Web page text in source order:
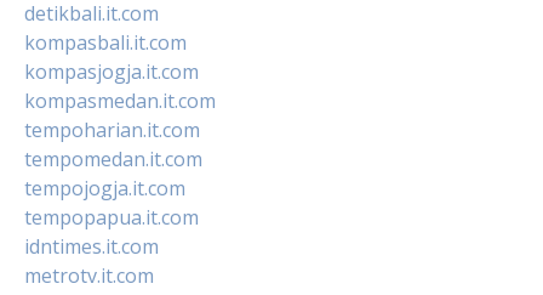
detikbali.it.com
kompasbali.it.com
kompasjogja.it.com
kompasmedan.it.com
tempoharian.it.com
tempomedan.it.com
tempojogja.it.com
tempopapua.it.com
idntimes.it.com
metrotv.it.com